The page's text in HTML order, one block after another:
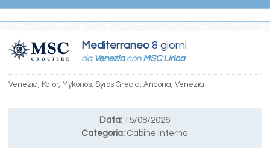
Mediterraneo8 giorni
da Veneziacon MSC Lirica
Venezia, Kotor, Mykonos, Syros Grecia, Ancona, Venezia
Data: 15/08/2026
Categoria: Cabine Interna